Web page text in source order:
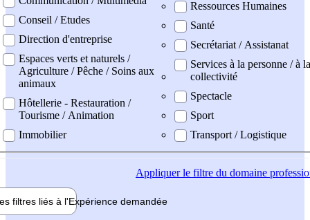
Conseil / Etudes
Direction d'entreprise
Espaces verts et naturels /
Agriculture / Pêche / Soins aux
animaux
Hôtellerie - Restauration /
Tourisme / Animation
Immobilier
Ressources Humaines
Santé
Secrétariat / Assistanat
Services à la personne / à la
collectivité
Spectacle
Sport
Transport / Logistique
Appliquerle filtre du domaine
filtres liés à l'Expérience demandée